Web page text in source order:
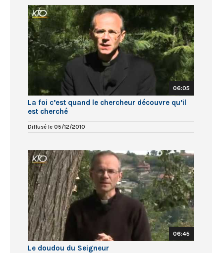
06:05
La foi c’est quand le chercheur découvre qu’il
est cherché
Diffusé le 05/12/2010
06:45
Le doudou du Seigneur